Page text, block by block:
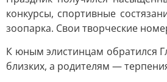
конкурсы, спортивные
зоопарка. Свои творческие
К юным элистинцам обратился
близких, а родителям —